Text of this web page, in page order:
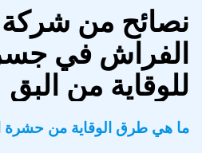
نصائح من
الفراش في
للوقاية من البق
ما هي طرق الوقاية من حشرة